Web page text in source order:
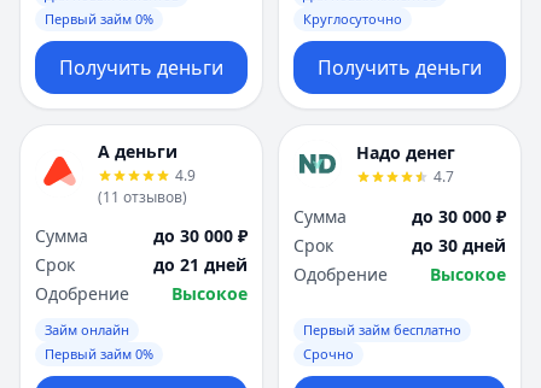
Первый займ 0%
Получить деньги
Круглосуточно
Получить деньги
А деньги
4.9
(11 отзывов)
Сумма
до 30 000 ₽
Срок
до 21 дней
Одобрение
Высокое
Займ онлайн
Первый займ 0%
Надо денег
4.7
Сумма
до 30 000 ₽
Срок
до 30 дней
Одобрение
Высокое
Первый займ бесплатно
Срочно